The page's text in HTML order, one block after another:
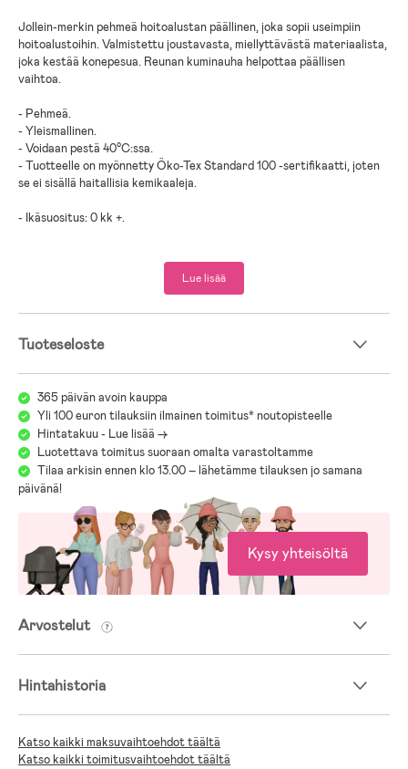
Jollein-merkin pehmeä hoitoalustan päällinen, joka sopii useimpiin
hoitoalustoihin. Valmistettu joustavasta, miellyttävästä materiaalista,
joka kestää konepesua. Reunan kuminauha helpottaa päällisen
vaihtoa.
- Pehmeä.
- Yleismallinen.
- Voidaan pestä 40°C:ssa.
- Tuotteelle on myönnetty Öko-Tex Standard 100 -sertifikaatti, joten
se ei sisällä haitallisia kemikaaleja.
- Ikäsuositus: 0 kk +.
Lue lisää
Tuoteseloste
365 päivän avoin kauppa
Yli 100 euron tilauksiin ilmainen toimitus* noutopisteelle
Hintatakuu - Lue lisää ->
Luotettava toimitus suoraan omalta varastoltamme
Tilaa arkisin ennen klo 13.00 – lähetämme tilauksen jo samana
päivänä!
Kysy yhteisöltä
Arvostelut
Hintahistoria
Katso kaikki maksuvaihtoehdot täältä
Katso kaikki toimitusvaihtoehdot täältä